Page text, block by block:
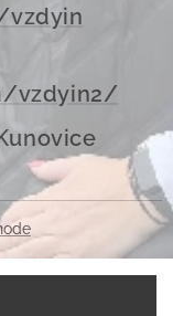
vzdyin
vzdyin2/